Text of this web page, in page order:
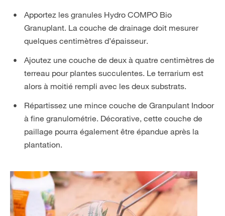
Apportez les granules Hydro COMPO Bio
Granuplant. La couche de drainage doit mesurer
quelques centimètres d’épaisseur.
Ajoutez une couche de deux à quatre centimètres de
terreau pour plantes succulentes. Le terrarium est
alors à moitié rempli avec les deux substrats.
Répartissez une mince couche de Granpulant Indoor
à fine granulométrie. Décorative, cette couche de
paillage pourra également être épandue après la
plantation.